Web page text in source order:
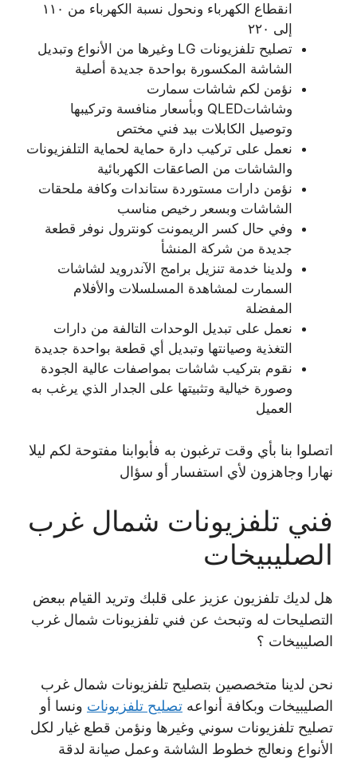
انقطاع الكهرباء ونحول نسبة الكهرباء من ١١٠
إلى ٢٢٠
تصليح تلفزيونات LG وغيرها من الأنواع وتبديل
الشاشة المكسورة بواحدة جديدة أصلية
نؤمن لكم شاشات سمارت
وشاشاتQLED وبأسعار منافسة وتركيبها
وتوصيل الكابلات بيد فني مختص
نعمل على تركيب دارة حماية لحماية التلفزيونات
والشاشات من الصاعقات الكهربائية
نؤمن دارات مستوردة ستاندات وكافة ملحقات
الشاشات وبسعر رخيص مناسب
وفي حال كسر الريمونت كونترول نوفر قطعة
جديدة من شركة المنشأ
ولدينا خدمة تنزيل برامج الآندرويد لشاشات
السمارت لمشاهدة المسلسلات والأفلام
المفضلة
نعمل على تبديل الوحدات التالفة من دارات
التغذية وصيانتها وتبديل أي قطعة بواحدة جديدة
نقوم بتركيب شاشات بمواصفات عالية الجودة
وصورة خيالية وتثبيتها على الجدار الذي يرغب به
العميل
اتصلوا بنا بأي وقت ترغبون به فأبوابنا مفتوحة لكم ليلا
نهارا وجاهزون لأي استفسار أو سؤال
فني تلفزيونات شمال غرب
الصليبيخات
هل لديك تلفزيون عزيز على قلبك وتريد القيام ببعض
التصليحات له وتبحث عن فني تلفزيونات شمال غرب
الصليبيخات ؟
نحن لدينا متخصصين بتصليح تلفزيونات شمال غرب
الصليبيخات وبكافة أنواعه تصليح تلفزيونات ونسا أو
تصليح تلفزيونات سوني وغيرها ونؤمن قطع غيار لكل
الأنواع ونعالج خطوط الشاشة وعمل صيانة لدقة